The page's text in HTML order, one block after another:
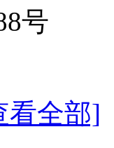
号
看全部]